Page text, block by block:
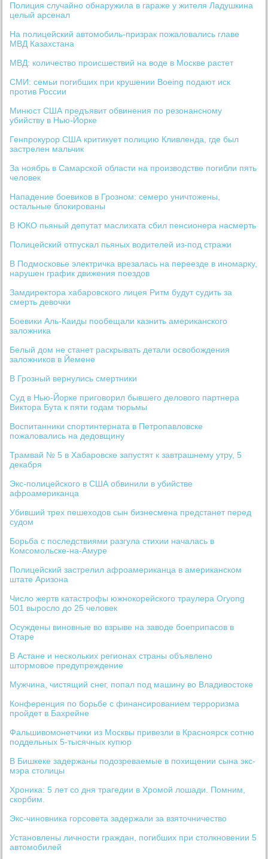
Полиция случайно обнаружила в гараже у жителя Ладушкина
целый арсенал
На полицейский автомобиль-призрак пожаловались главе
МВД Казахстана
МВД: количество происшествий на воде в Москве растет
СМИ: семьи погибших при крушении Boeing подают иск
против России
Минюст США предъявит обвинения по резонансному
убийству в Нью-Йорке
Генпрокурор США критикует полицию Кливленда, где был
застрелен мальчик
За ноябрь в Самарской области на производстве погибли пять
человек
Нападение боевиков в Грозном: семеро уничтожены,
остальные блокированы
В ЮКО пьяный депутат маслихата сбил пенсионера насмерть
Полицейский отпускал пьяных водителей из-под стражи
В Подмосковье электричка врезалась на переезде в иномарку,
нарушен график движения поездов
Замдиректора хабаровского лицея Ритм будут судить за
смерть девочки
Боевики Аль-Каиды пообещали казнить американского
заложника
Белый дом не станет раскрывать детали освобождения
заложников в Йемене
В Грозный вернулись смертники
Суд в Нью-Йорке приговорил бывшего делового партнера
Виктора Бута к пяти годам тюрьмы
Воспитанники спортинтерната в Петропавловске
пожаловались на дедовщину
Трамвай № 5 в Хабаровске запустят к завтрашнему утру, 5
декабря
Экс-полицейского в США обвинили в убийстве
афроамериканца
Убивший трех пешеходов сын бизнесмена предстанет перед
судом
Борьба с последствиями разгула стихии началась в
Комсомольске-на-Амуре
Полицейский застрелил афроамериканца в американском
штате Аризона
Число жертв катастрофы южнокорейского траулера Oryong
501 выросло до 25 человек
Осуждены виновные во взрыве на заводе боеприпасов в
Отаре
В Астане и нескольких регионах страны объявлено
штормовое предупреждение
Мужчина, чистящий снег, попал под машину во Владивостоке
Конференция по борьбе с финансированием терроризма
пройдет в Бахрейне
Фальшивомонетчики из Москвы привезли в Красноярск сотню
поддельных 5-тысячных купюр
В Бишкеке задержаны подозреваемые в похищении сына экс-
мэра столицы
Хроника: 5 лет со дня трагедии в Хромой лошади. Помним,
скорбим.
Экс-чиновника горсовета задержали за взяточничество
Установлены личности граждан, погибших при столкновении 5
автомобилей